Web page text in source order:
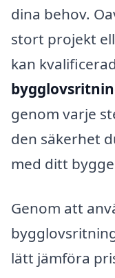
dina behov.
stort projekt
kan
genom varje
den säkerhet
med ditt
Genom att
lätt jämföra